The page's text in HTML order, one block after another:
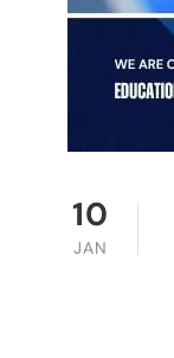
10
JAN